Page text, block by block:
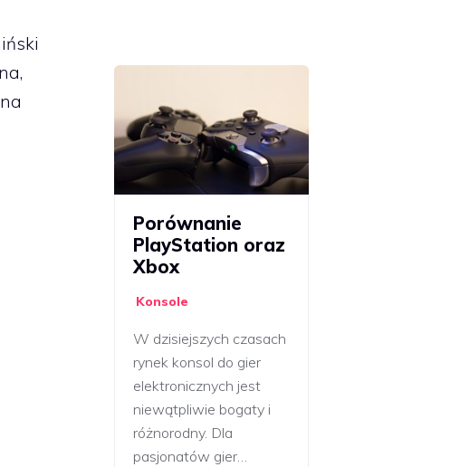
Porównanie
PlayStation oraz
Xbox
Konsole
W dzisiejszych czasach
rynek konsol do gier
elektronicznych jest
niewątpliwie bogaty i
różnorodny. Dla
pasjonatów gier…